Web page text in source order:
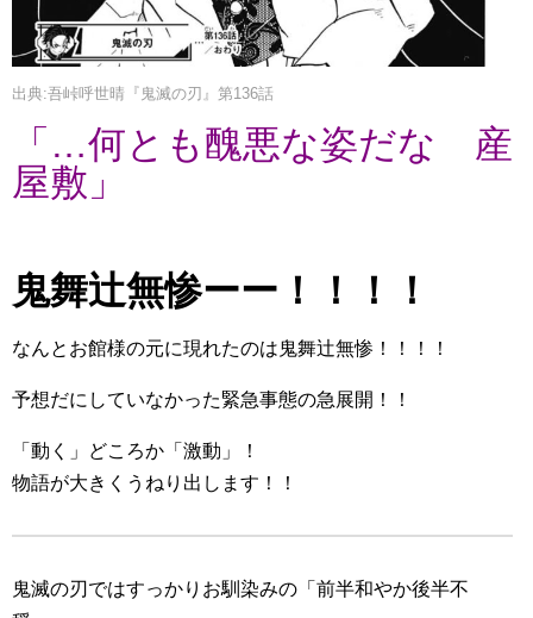
出典:吾峠呼世晴『鬼滅の刃』第136話
「…何とも醜悪な姿だな 産
屋敷」
鬼舞辻無惨ーー！！！！
なんとお館様の元に現れたのは鬼舞辻無惨！！！！
予想だにしていなかった緊急事態の急展開！！
「動く」どころか「激動」！
物語が大きくうねり出します！！
鬼滅の刃ではすっかりお馴染みの「前半和やか後半不